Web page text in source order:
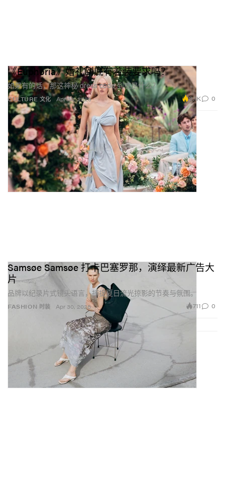
CULTURE 文化
《Euphoria》婚礼到底有着装要求吗？
如果有的话，那这神秘 dress code 到底是什么？
Apr 30, 2026 8.1K 0
FASHION 时装
Samsøe Samsøe 打卡巴塞罗那，演绎最新广告大
片
品牌以纪录片式镜头语言，捕捉夏日流光掠影的节奏与氛围。
Apr 30, 2026 711 0